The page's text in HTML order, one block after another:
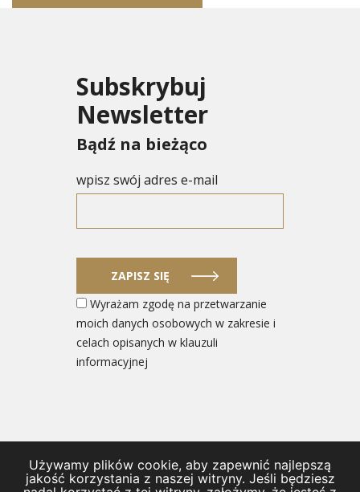
Subskrybuj
Newsletter
Bądź na bieżąco
wpisz swój adres e-mail
ZAPISZ SIĘ
Wyrażam zgodę na przetwarzanie
moich danych osobowych w zakresie i
celach opisanych w klauzuli
informacyjnej
© 2026 Ministerstwo Rozwoju i Technologii
Używamy plików cookie, aby zapewnić najlepszą
jakość korzystania z naszej witryny. Jeśli będziesz